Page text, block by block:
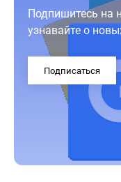
Подпишитесь на
узнавайте о
Подписаться